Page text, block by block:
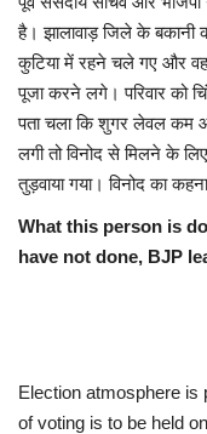
है। झालावाड़ जिले के बकानी
कुटिया में रहने चले गए और
पूजा करने लगे। परिवार को
पता चला कि शुगर लेवल कम आ
लगी तो विनोद से मिलने के
तुड़वाया गया। विनोद का
What this person is
have not done, BJP
Election atmosphere is
of voting is to be held